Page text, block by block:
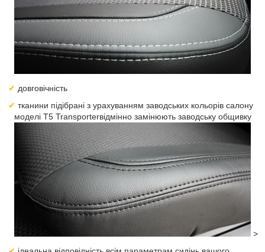
довговічність
тканини підібрані з урахуванням заводських кольорів салону
моделі T5 Transporterвідмінно замінюють заводську общивку
>